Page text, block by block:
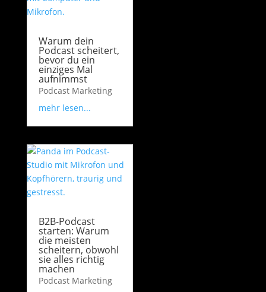
Warum dein
Podcast scheitert,
bevor du ein
einziges Mal
aufnimmst
Podcast Marketing
mehr lesen...
B2B-Podcast
starten: Warum
die meisten
scheitern, obwohl
sie alles richtig
machen
Podcast Marketing